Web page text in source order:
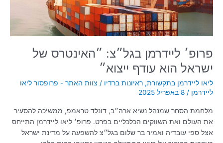
פרופ׳ ליידרמן בגל״צ: ״האינטרס של
ישראל הוא עודף ייצוא״
ליאו ליידרמן בתקשורת, ראיונות ברדיו / צוות האתר - פרופסור ליאו
ליידרמן / 8 באפריל 2025
מלחמת הסחר שמנהל נשיא ארה״ב, דונלד טראמפ, ממשיכה להסעיר
את העולם ואת השווקים הכלכליים בפרט. פרופ׳ ליאו ליידרמן התייחס
אצל ספי עובדיה ואמיר בר שלום בגל״צ להשפעה על מדינת ישראל
עודף
ייצוא״